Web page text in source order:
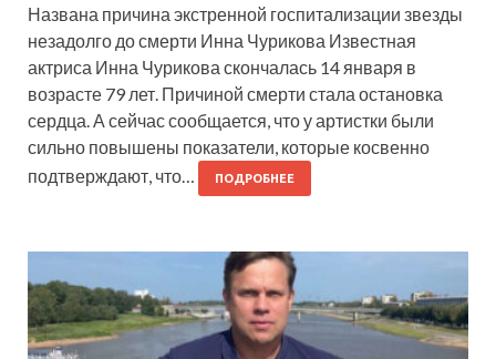
Названа причина экстренной госпитализации звезды
незадолго до смерти Инна Чурикова Известная
актриса Инна Чурикова скончалась 14 января в
возрасте 79 лет. Причиной смерти стала остановка
сердца. А сейчас сообщается, что у артистки были
сильно повышены показатели, которые косвенно
подтверждают, что…
ПОДРОБНЕЕ